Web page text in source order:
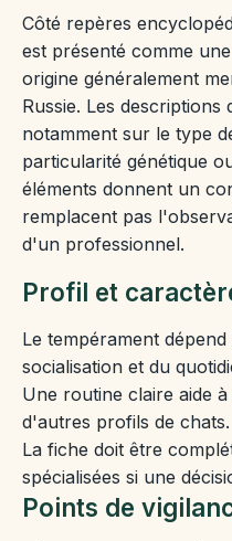
Côté repères
est présenté comme
origine généralement
Russie. Les descriptions
notamment sur le type
particularité génétique
éléments donnent un
remplacent pas
d'un professionnel.
Profil et
Le tempérament
socialisation et du
Une routine claire aide
d'autres profils de chats.
La fiche doit être
spécialisées si une
Points de